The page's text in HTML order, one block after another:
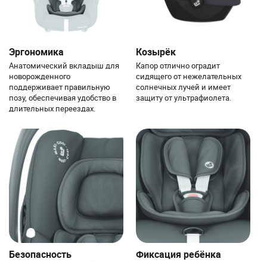
Эргономика
Анатомический вкладыш для
новорожденного
поддерживает правильную
позу, обеспечивая удобство в
длительных переездах.
Козырёк
Капор отлично оградит
сидящего от нежелательных
солнечных лучей и имеет
защиту от ультрафиолета.
Безопасность Фиксация ребёнка